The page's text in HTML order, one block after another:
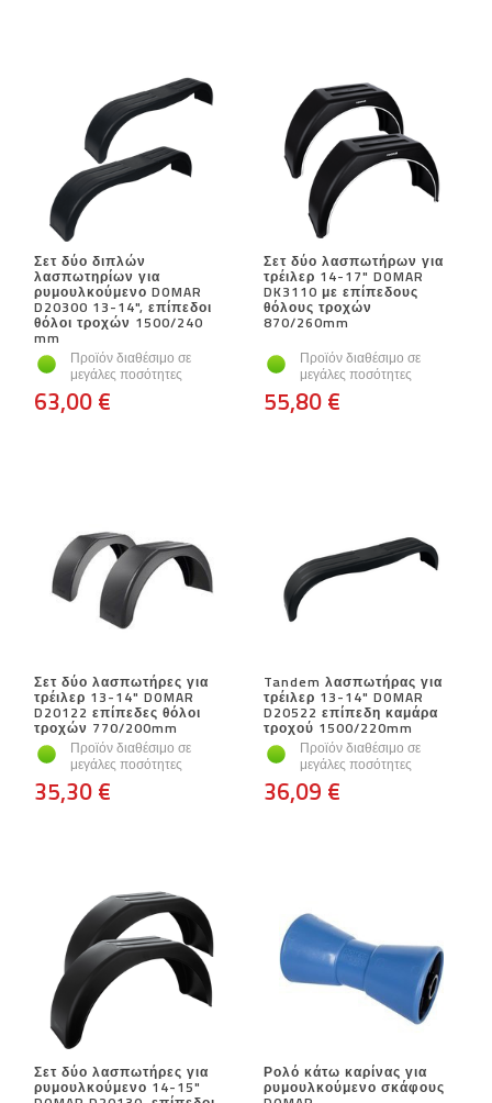
Σετ δύο διπλών
λασπωτηρίων για
ρυμουλκούμενο DOMAR
D20300 13-14", επίπεδοι
θόλοι τροχών 1500/240
mm
Προϊόν διαθέσιμο σε
μεγάλες ποσότητες
63,00 €
Σετ δύο λασπωτήρων για
τρέιλερ 14-17" DOMAR
DK3110 με επίπεδους
θόλους τροχών
870/260mm
Προϊόν διαθέσιμο σε
μεγάλες ποσότητες
55,80 €
Σετ δύο λασπωτήρες για
τρέιλερ 13-14" DOMAR
D20122 επίπεδες θόλοι
τροχών 770/200mm
Προϊόν διαθέσιμο σε
μεγάλες ποσότητες
35,30 €
Tandem λασπωτήρας για
τρέιλερ 13-14" DOMAR
D20522 επίπεδη καμάρα
τροχού 1500/220mm
Προϊόν διαθέσιμο σε
μεγάλες ποσότητες
36,09 €
Σετ δύο λασπωτήρες για
ρυμουλκούμενο 14-15"
Ρολό κάτω καρίνας για
ρυμουλκούμενο σκάφους